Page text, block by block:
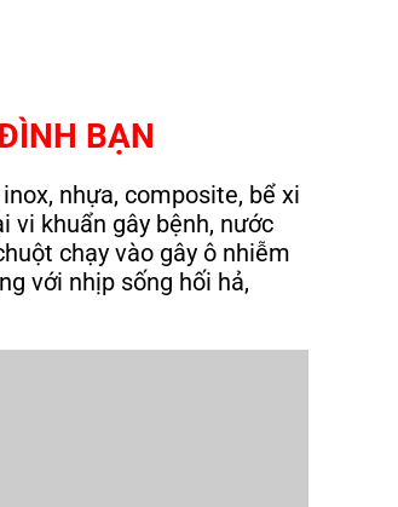
BẠN
nhựa, composite, bể xi
vi khuẩn gây bệnh, nước
chạy vào gây ô nhiễm
với nhịp sống hối hả,